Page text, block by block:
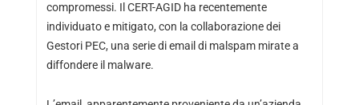
compromessi. Il CERT-AGID ha recentemente
individuato e mitigato, con la collaborazione dei
Gestori PEC, una serie di email di malspam mirate a
diffondere il malware.